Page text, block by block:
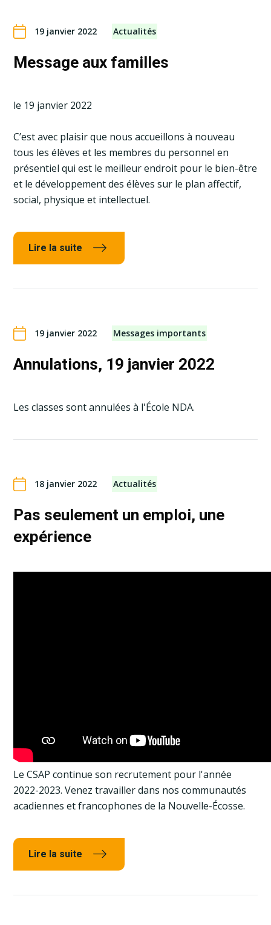
19 janvier 2022 Actualités
Message aux familles
le 19 janvier 2022
C’est avec plaisir que nous accueillons à nouveau
tous les élèves et les membres du personnel en
présentiel qui est le meilleur endroit pour le bien-être
et le développement des élèves sur le plan affectif,
social, physique et intellectuel.
Lire la suite
19 janvier 2022 Messages importants
Annulations, 19 janvier 2022
Les classes sont annulées à l'École NDA.
18 janvier 2022 Actualités
Pas seulement un emploi, une
expérience
Le CSAP continue son recrutement pour l'année
2022-2023. Venez travailler dans nos communautés
acadiennes et francophones de la Nouvelle-Écosse.
Lire la suite